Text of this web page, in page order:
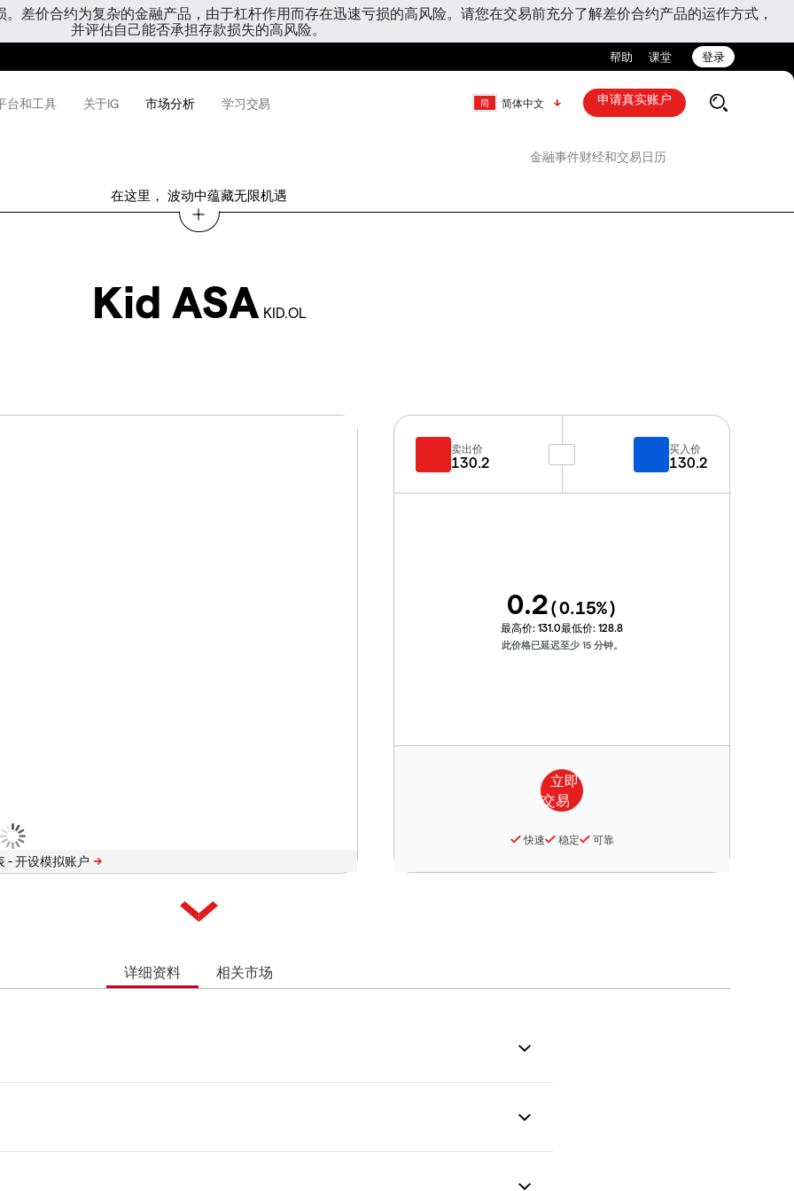
差价合约为复杂的金融产品，由于杠杆作用而存在迅速亏损的高风险。请您在交易前充分了解差价合约产品的运作方式，
并评估自己能否承担存款损失的高风险。
帮助 课堂 登录
台和工具 关于IG 市场分析 学习交易 简体中文 申请真实账户
金融事件财经和交易日历
在这里， 波动中蕴藏无限机遇
Kid ASA KID.OL
-
卖出价
130.2
买入价
130.2
0.2(0.15%)
最高价: 131.0最低价: 128.8
此价格已延迟至少 15 分钟。
快速 稳定 可靠
详细资料 相关市场